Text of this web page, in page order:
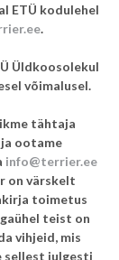
ETÜ kodulehel
.
Üldkoosolekul
võimalusel.
tähtaja
ootame
info@terrier.ee
on värskelt
toimetus
teist on
vihjeid, mis
sellest julgesti